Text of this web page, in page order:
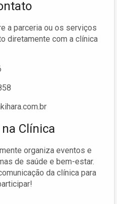
a parceria ou os serviços
diretamente com a clínica
Clínica
organiza eventos e
de saúde e bem-estar.
da clínica para